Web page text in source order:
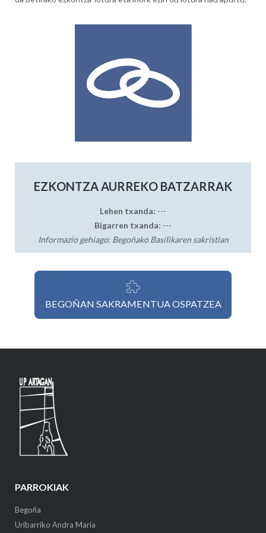
EZKONTZA AURREKO BATZARRAK
Lehen txanda: ---
Bigarren txanda: ---
Informazio gehiago: Begoñako Basilikaren sakristian
BEGOÑAN SAKRAMENTUA OSPATZEA
PARROKIAK
Begoña
Uribarriko Andra Maria